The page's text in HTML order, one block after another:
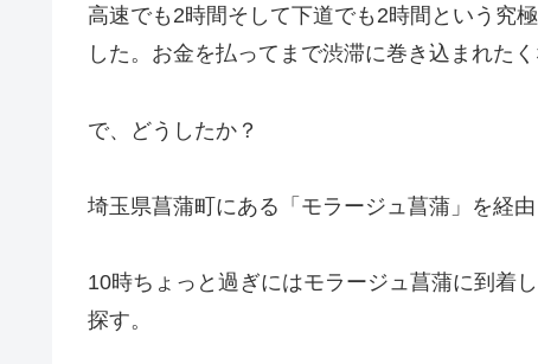
高速でも2時間そして下道でも2時間という究
した。お金を払ってまで渋滞に巻き込まれた
で、どうしたか？
埼玉県菖蒲町にある「モラージュ菖蒲」を経
10時ちょっと過ぎにはモラージュ菖蒲に到着
探す。